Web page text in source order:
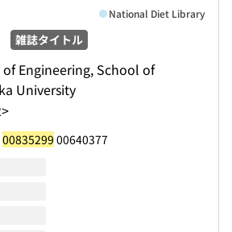
雑誌タイトル
Engineering, School of
University
National Diet Library
00835299 00640377